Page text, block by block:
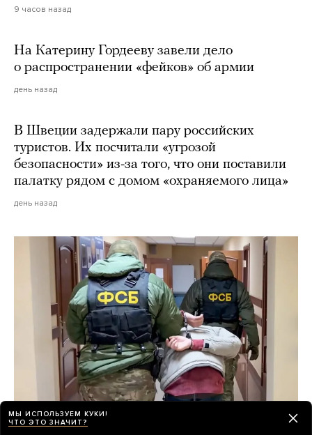
9 часов назад
На Катерину Гордееву завели дело
о распространении «фейков» об армии
день назад
В Швеции задержали пару российских
туристов. Их посчитали «угрозой
безопасности» из-за того, что они поставили
палатку рядом с домом «охраняемого лица»
день назад
МЫ ИСПОЛЬЗУЕМ КУКИ!
ЧТО ЭТО ЗНАЧИТ?